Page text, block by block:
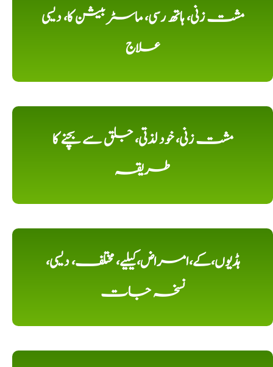
مشت زنی، ہاتھ رسی، ماسٹر بیشن کا، دیسی
علاج
مشت زنی، خود لذتی، جلق سے بچنے کا
طریقہ
ہڈیوں،کے،امراض،کیلیے، مختلف، دیسی،
نسخہ جات